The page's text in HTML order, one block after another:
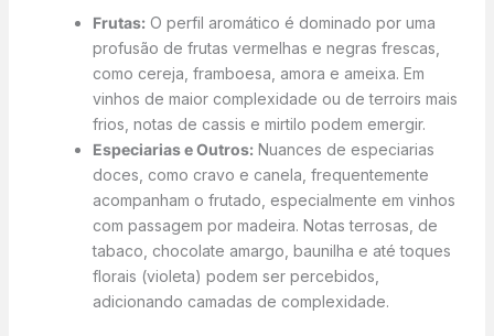
Frutas:O perfil aromático é dominado por uma
profusão de frutas vermelhas e negras frescas,
como cereja, framboesa, amora e ameixa. Em
vinhos de maior complexidade ou de terroirs mais
frios, notas de cassis e mirtilo podem emergir.
Especiarias e Outros:Nuances de especiarias
doces, como cravo e canela, frequentemente
acompanham o frutado, especialmente em vinhos
com passagem por madeira. Notas terrosas, de
tabaco, chocolate amargo, baunilha e até toques
florais (violeta) podem ser percebidos,
adicionando camadas de complexidade.